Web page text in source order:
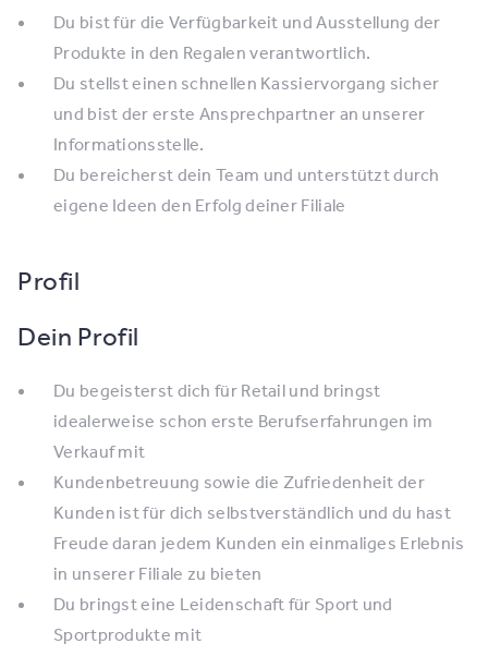
Du bist für die Verfügbarkeit und Ausstellung der
Produkte in den Regalen verantwortlich.
Du stellst einen schnellen Kassiervorgang sicher
und bist der erste Ansprechpartner an unserer
Informationsstelle.
Du bereicherst dein Team und unterstützt durch
eigene Ideen den Erfolg deiner Filiale
Profil
Dein Profil
Du begeisterst dich für Retail und bringst
idealerweise schon erste Berufserfahrungen im
Verkauf mit
Kundenbetreuung sowie die Zufriedenheit der
Kunden ist für dich selbstverständlich und du hast
Freude daran jedem Kunden ein einmaliges Erlebnis
in unserer Filiale zu bieten
Du bringst eine Leidenschaft für Sport und
Sportprodukte mit